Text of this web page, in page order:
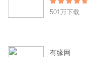
501万下载
有缘网